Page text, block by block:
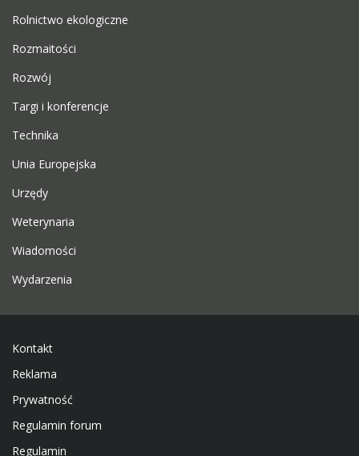
Rolnictwo ekologiczne
Rozmaitości
Rozwój
Targi i konferencje
Technika
Unia Europejska
Urzędy
Weterynaria
Wiadomości
Wydarzenia
Kontakt
Reklama
Prywatność
Regulamin forum
Regulamin